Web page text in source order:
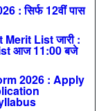
: सिर्फ 12वीं पास
List जारी :
आज 11:00 बजे
2026 : Apply